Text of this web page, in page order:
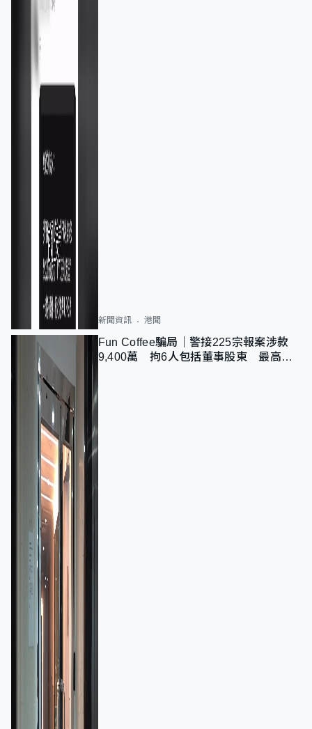
新聞資訊 港聞
Fun Coffee騙局｜警接225宗報案涉款
9,400萬 拘6人包括董事股東 最高金